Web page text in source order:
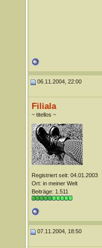
06.11.2004, 22:00
Filiala
~ titellos ~
Registriert seit: 04.01.2003
Ort: in meiner Welt
Beiträge: 1.511
07.11.2004, 18:50